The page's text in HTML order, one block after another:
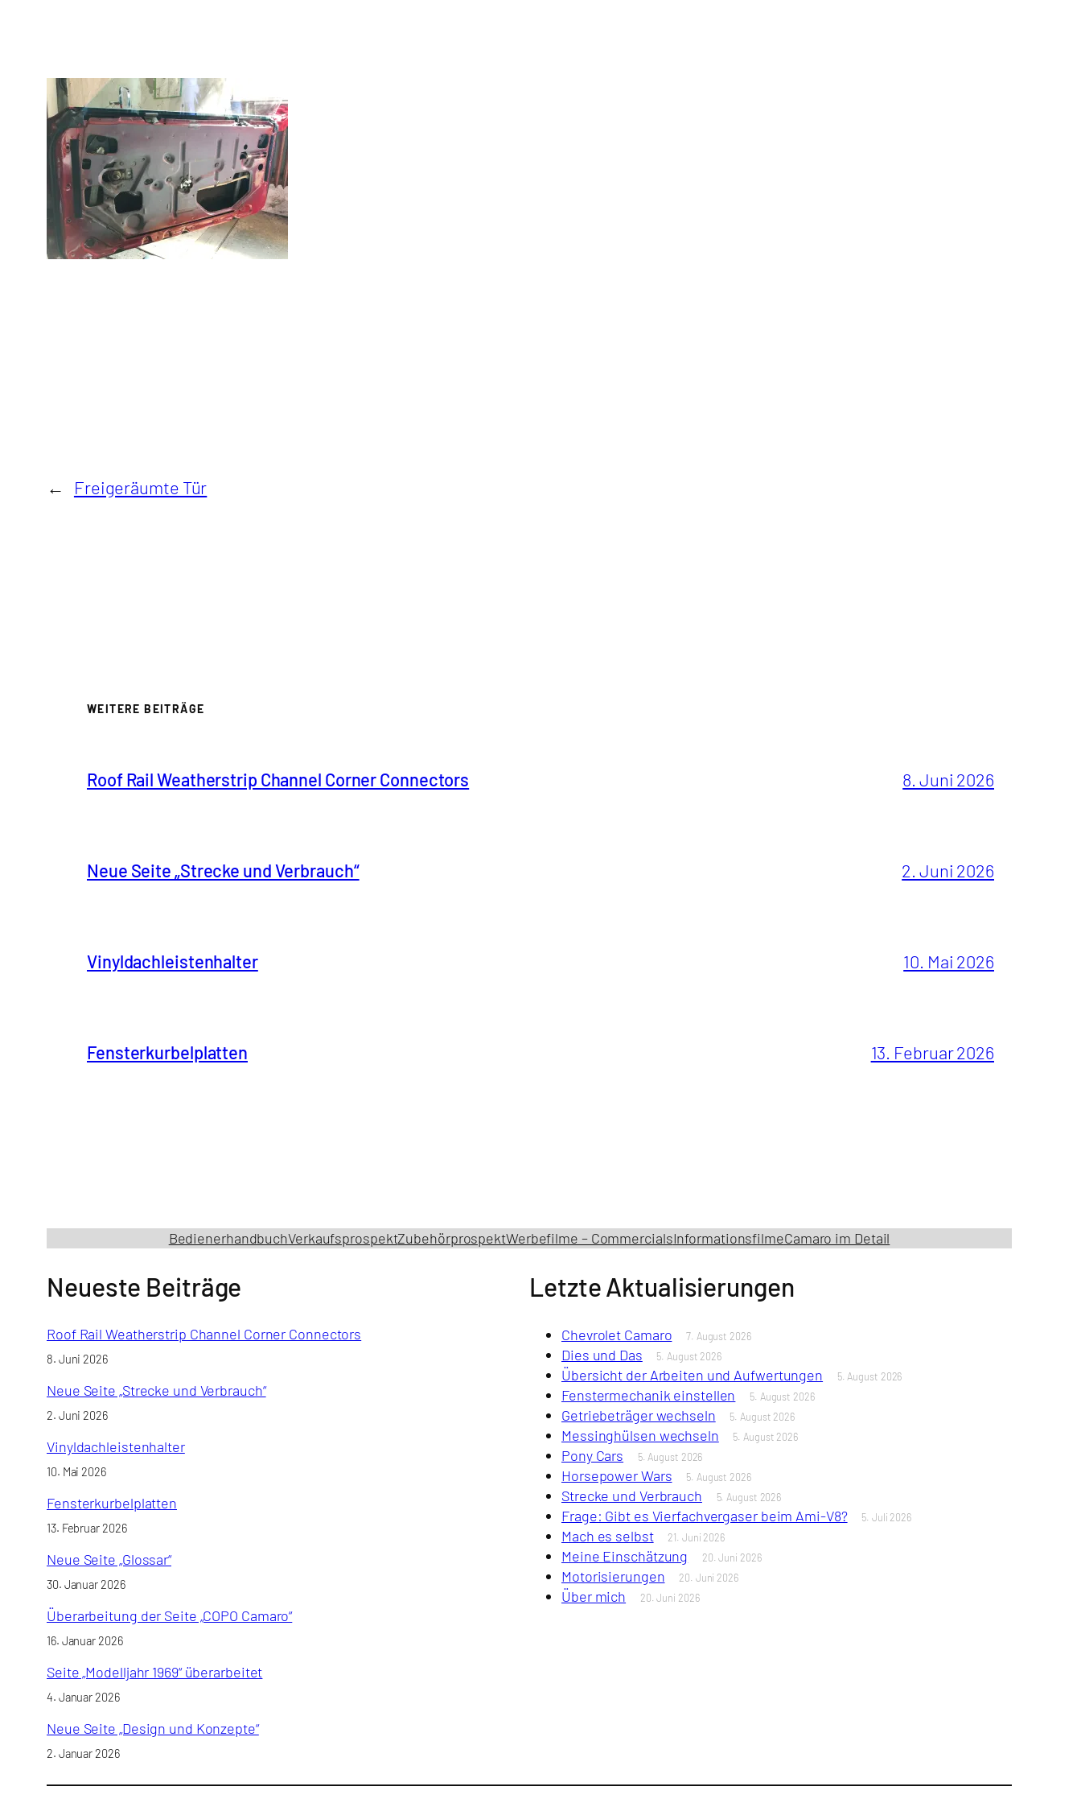
← Freigeräumte Tür
WEITERE BEITRÄGE
Roof Rail Weatherstrip Channel Corner Connectors 8. Juni 2026
Neue Seite „Strecke und Verbrauch“ 2. Juni 2026
Vinyldachleistenhalter 10. Mai 2026
Fensterkurbelplatten 13. Februar 2026
BedienerhandbuchVerkaufsprospektZubehörprospektWerbefilme – CommercialsInformationsfilmeCamaro im Detail
Neueste Beiträge
Roof Rail Weatherstrip Channel Corner Connectors
8. Juni 2026
Neue Seite „Strecke und Verbrauch“
2. Juni 2026
Vinyldachleistenhalter
10. Mai 2026
Fensterkurbelplatten
13. Februar 2026
Neue Seite „Glossar“
30. Januar 2026
Überarbeitung der Seite „COPO Camaro“
16. Januar 2026
Seite „Modelljahr 1969“ überarbeitet
4. Januar 2026
Neue Seite „Design und Konzepte“
2. Januar 2026
Letzte Aktualisierungen
Chevrolet Camaro 7. August 2026
Dies und Das 5. August 2026
Übersicht der Arbeiten und Aufwertungen 5. August 2026
Fenstermechanik einstellen 5. August 2026
Getriebeträger wechseln 5. August 2026
Messinghülsen wechseln 5. August 2026
Pony Cars 5. August 2026
Horsepower Wars 5. August 2026
Strecke und Verbrauch 5. August 2026
Frage: Gibt es Vierfachvergaser beim Ami-V8? 5. Juli 2026
Mach es selbst 21. Juni 2026
Meine Einschätzung 20. Juni 2026
Motorisierungen 20. Juni 2026
Über mich 20. Juni 2026